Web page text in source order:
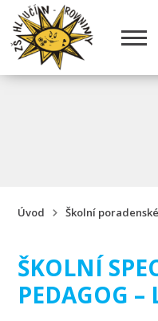
Úvod Školní
ŠKOLNÍ
PEDAGOG –